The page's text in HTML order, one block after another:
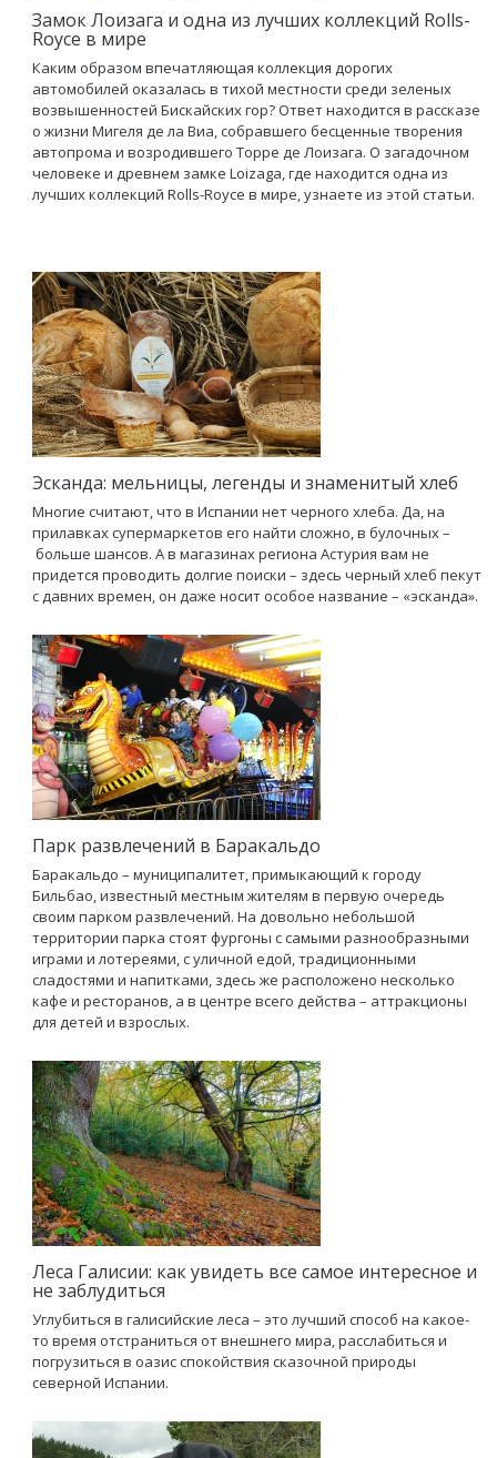
Замок Лоизага и одна из лучших коллекций Rolls-
Royce в мире
Каким образом впечатляющая коллекция дорогих
автомобилей оказалась в тихой местности среди зеленых
возвышенностей Бискайских гор? Ответ находится в рассказе
о жизни Мигеля де ла Виа, собравшего бесценные творения
автопрома и возродившего Торре де Лоизага. О загадочном
человеке и древнем замке Loizaga, где находится одна из
лучших коллекций Rolls-Roycе в мире, узнаете из этой статьи.
Эсканда: мельницы, легенды и знаменитый хлеб
Многие считают, что в Испании нет черного хлеба. Да, на
прилавках супермаркетов его найти сложно, в булочных –
больше шансов. А в магазинах региона Астурия вам не
придется проводить долгие поиски – здесь черный хлеб пекут
с давних времен, он даже носит особое название – «эсканда».
Парк развлечений в Баракальдо
Баракальдо – муниципалитет, примыкающий к городу
Бильбао, известный местным жителям в первую очередь
своим парком развлечений. На довольно небольшой
территории парка стоят фургоны с самыми разнообразными
играми и лотереями, с уличной едой, традиционными
сладостями и напитками, здесь же расположено несколько
кафе и ресторанов, а в центре всего действа – аттракционы
для детей и взрослых.
Леса Галисии: как увидеть все самое интересное и
не заблудиться
Углубиться в галисийские леса – это лучший способ на какое-
то время отстраниться от внешнего мира, расслабиться и
погрузиться в оазис спокойствия сказочной природы
северной Испании.